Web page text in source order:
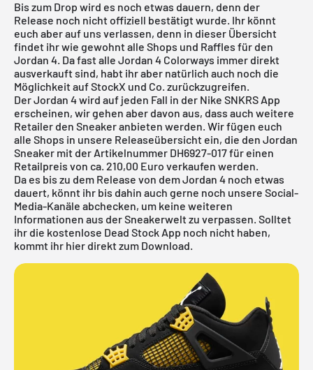
Bis zum Drop wird es noch etwas dauern, denn der
Release noch nicht offiziell bestätigt wurde. Ihr könnt
euch aber auf uns verlassen, denn in dieser Übersicht
findet ihr wie gewohnt alle Shops und Raffles für den
Jordan 4. Da fast alle Jordan 4 Colorways immer direkt
ausverkauft sind, habt ihr aber natürlich auch noch die
Möglichkeit aufStockX und Co. zurückzugreifen.
Der Jordan 4 wird auf jeden Fall in der Nike SNKRS App
erscheinen, wir gehen aber davon aus, dass auch weitere
Retailer den Sneaker anbieten werden. Wir fügen euch
alle Shops in unsere Releaseübersicht ein, die den Jordan
Sneaker mit der Artikelnummer DH6927-017 für einen
Retailpreis von ca. 210,00 Euro verkaufen werden.
Da es bis zu dem Release von dem Jordan 4 noch etwas
dauert, könnt ihr bis dahin auch gerne noch unsere Social-
Media-Kanäle abchecken, um keine weiteren
Informationen aus der Sneakerwelt zu verpassen. Solltet
ihr die kostenlose Dead Stock App noch nicht haben,
kommt ihr hier direktzum Download.